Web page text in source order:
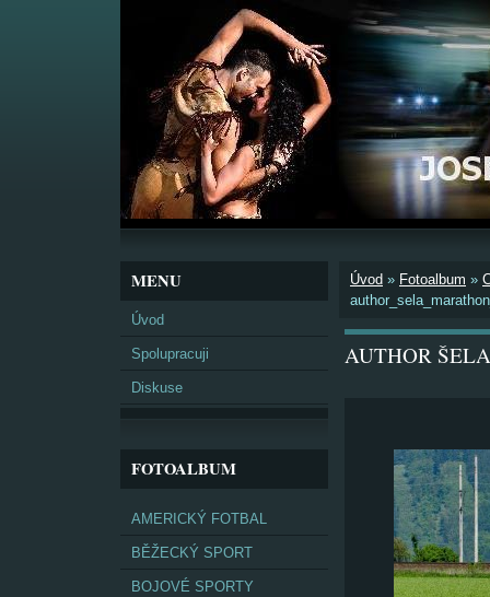
MENU
Úvod
Spolupracuji
Diskuse
FOTOALBUM
AMERICKÝ FOTBAL
BĚŽECKÝ SPORT
BOJOVÉ SPORTY
Úvod » Fotoalbum »
AUTHOR